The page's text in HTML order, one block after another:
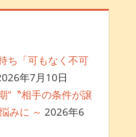
ち「可もなく不可
年7月10日
″〝相手の条件が譲
みに ～ 2026年6